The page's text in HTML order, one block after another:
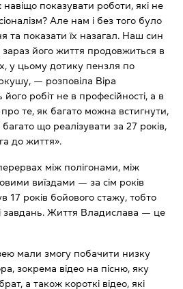
показувати роботи, які не
Але нам і без того було
та показати їх назагал. Наш син
його життя продовжиться в
у цьому дотику пензля по
— розповіла Віра
робіт не в професійності, а в
те, як багато можна встигнути,
що реалізувати за 27 років,
до життя».
між полігонами, між
виїздами — за сім років
17 років бойового стажу, тобто
і завдань. Життя Владислава — це
мали змогу побачити низку
зокрема відео на пісню, яку
а також короткі відео, які